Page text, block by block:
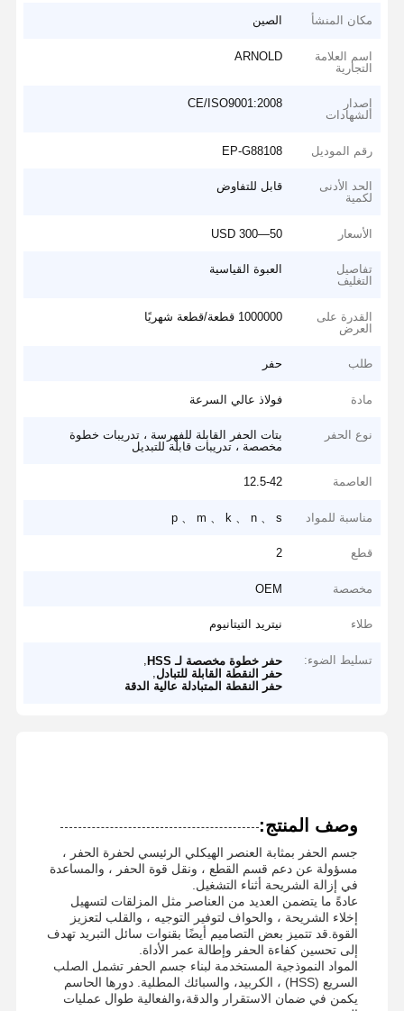
مكان المنشأ الصين
اسم العلامة
التجارية
ARNOLD
إصدار
الشهادات
CE/ISO9001:2008
رقم الموديل EP-G88108
الحد الأدنى
لكمية
قابل للتفاوض
الأسعار 50—300 USD
تفاصيل
التغليف
العبوة القياسية
القدرة على
العرض
1000000 قطعة/قطعة شهريًا
طلب حفر
مادة فولاذ عالي السرعة
نوع الحفر
بتات الحفر القابلة للفهرسة ، تدريبات خطوة
مخصصة ، تدريبات قابلة للتبديل
العاصمة 12.5-42
مناسبة للمواد p 、 m 、 k 、 n 、 s
قطع 2
مخصصة OEM
طلاء نيتريد التيتانيوم
تسليط الضوء: حفر خطوة مخصصة لـ HSS
حفر النقطة القابلة للتبادل
حفر النقطة المتبادلة عالية الدقة
وصف المنتج:
جسم الحفر بمثابة العنصر الهيكلي الرئيسي لحفرة الحفر ،
مسؤولة عن دعم قسم القطع ، ونقل قوة الحفر ، والمساعدة
في إزالة الشريحة أثناء التشغيل.
عادةً ما يتضمن العديد من العناصر مثل المزلقات لتسهيل
إخلاء الشريحة ، والحواف لتوفير التوجيه ، والقلب لتعزيز
القوة.قد تتميز بعض التصاميم أيضًا بقنوات سائل التبريد تهدف
إلى تحسين كفاءة الحفر وإطالة عمر الأداة.
المواد النموذجية المستخدمة لبناء جسم الحفر تشمل الصلب
السريع (HSS) ، الكربيد، والسبائك المطلية. دورها الحاسم
يكمن في ضمان الاستقرار والدقة،والفعالية طوال عمليات